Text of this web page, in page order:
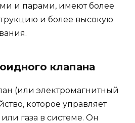
и парами, имеют более
и более высокую
клапана
(или электромагнитный
которое управляет
газа в системе. Он